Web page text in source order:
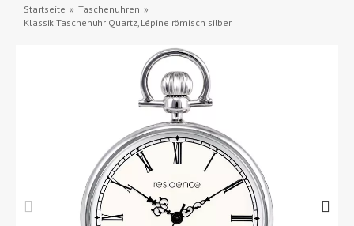
Startseite
Taschenuhren
Klassik Taschenuhr Quartz, Lépine römisch silber